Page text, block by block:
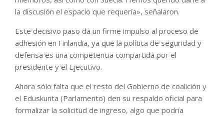
la discusión el espacio que requería», señalaron.
Este decisivo paso da un firme impulso al proceso de
adhesión en Finlandia, ya que la política de seguridad y
defensa es una competencia compartida por el
presidente y el Ejecutivo.
Ahora sólo falta que el resto del Gobierno de coalición y
el Eduskunta (Parlamento) den su respaldo oficial para
formalizar la solicitud de ingreso, algo que podría